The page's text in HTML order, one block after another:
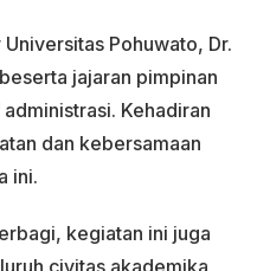
Pohuwato, Dr.
jajaran pimpinan
Kehadiran
dan kebersamaan
ini.
kegiatan ini juga
civitas akademika